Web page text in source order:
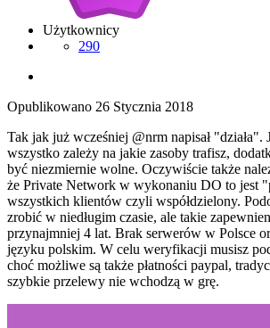
Użytkownicy
290
Opublikowano 26 Stycznia 2018
Tak jak już wcześniej @nrm napisał "działa".
wszystko zależy na jakie zasoby trafisz,
być niezmiernie wolne. Oczywiście także
że Private Network w wykonaniu DO to jest
wszystkich klientów czyli współdzielony.
zrobić w niedługim czasie, ale takie
przynajmniej 4 lat. Brak serwerów w Polsce
języku polskim. W celu weryfikacji musisz
choć możliwe są także płatności paypal,
szybkie przelewy nie wchodzą w grę.